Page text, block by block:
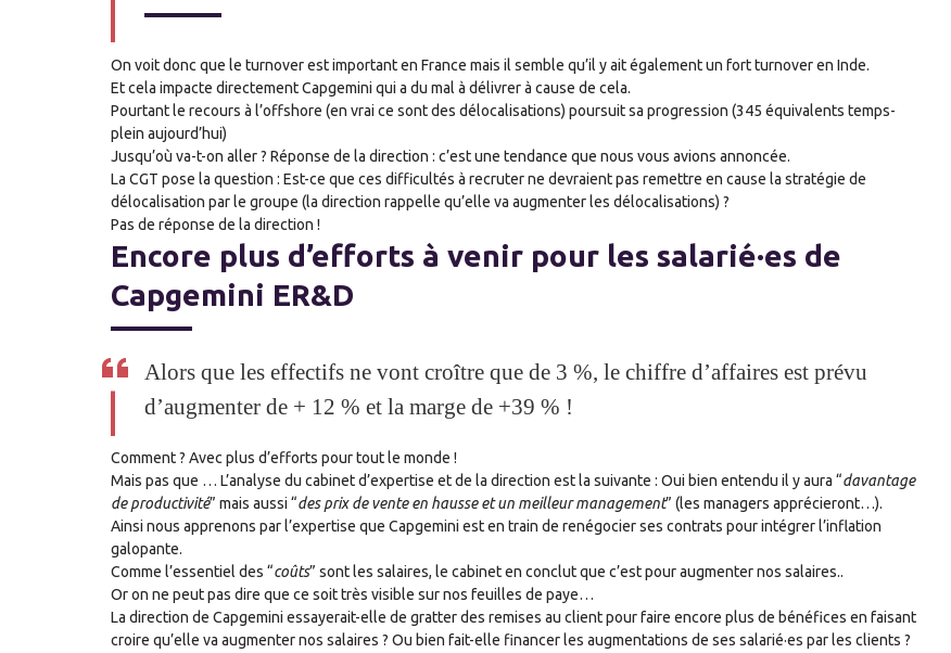
On voit donc que le turnover est important en France mais il semble qu’il y ait également un fort turnover en Inde.
Et cela impacte directement Capgemini qui a du mal à délivrer à cause de cela.
Pourtant le recours à l’offshore (en vrai ce sont des délocalisations) poursuit sa progression (345 équivalents temps-
plein aujourd’hui)
Jusqu’où va-t-on aller ? Réponse de la direction : c’est une tendance que nous vous avions annoncée.
La CGT pose la question : Est-ce que ces difficultés à recruter ne devraient pas remettre en cause la stratégie de
délocalisation par le groupe (la direction rappelle qu’elle va augmenter les délocalisations) ?
Pas de réponse de la direction !
Encore plus d’efforts à venir pour les salarié·es de
Capgemini ER&D
Alors que les effectifs ne vont croître que de 3 %, le chiffre d’affaires est prévu
d’augmenter de + 12 % et la marge de +39 % !
Comment ? Avec plus d’efforts pour tout le monde !
Mais pas que … L’analyse du cabinet d’expertise et de la direction est la suivante : Oui bien entendu il y aura “davantage
de productivité” mais aussi “des prix de vente en hausse et un meilleur management” (les managers apprécieront…).
Ainsi nous apprenons par l’expertise que Capgemini est en train de renégocier ses contrats pour intégrer l’inflation
galopante.
Comme l’essentiel des “coûts” sont les salaires, le cabinet en conclut que c’est pour augmenter nos salaires..
Or on ne peut pas dire que ce soit très visible sur nos feuilles de paye…
La direction de Capgemini essayerait-elle de gratter des remises au client pour faire encore plus de bénéfices en faisant
croire qu’elle va augmenter nos salaires ? Ou bien fait-elle financer les augmentations de ses salarié·es par les clients ?